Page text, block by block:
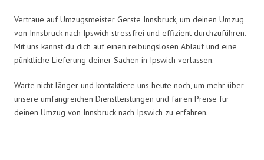
Vertraue auf Umzugsmeister Gerste Innsbruck, um deinen Umzug
von Innsbruck nach Ipswich stressfrei und effizient durchzuführen.
Mit uns kannst du dich auf einen reibungslosen Ablauf und eine
pünktliche Lieferung deiner Sachen in Ipswich verlassen.
Warte nicht länger und kontaktiere uns heute noch, um mehr über
unsere umfangreichen Dienstleistungen und fairen Preise für
deinen Umzug von Innsbruck nach Ipswich zu erfahren.